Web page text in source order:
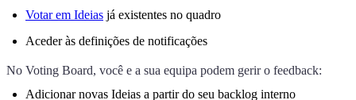
Votar em Ideias já existentes no quadro
Aceder às definições de notificações
No Voting Board, você e a sua equipa podem gerir o feedback:
Adicionar novas Ideias a partir do seu backlog interno